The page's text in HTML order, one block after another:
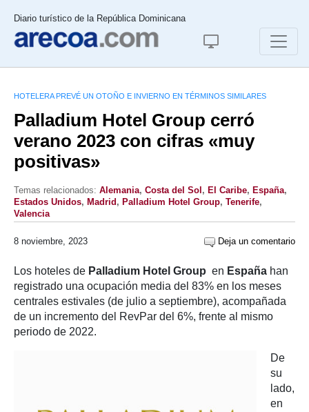
Diario turístico de la República Dominicana
HOTELERA PREVÉ UN OTOÑO E INVIERNO EN TÉRMINOS SIMILARES
Palladium Hotel Group cerró
verano 2023 con cifras «muy
positivas»
Temas relacionados: Alemania, Costa del Sol , El Caribe, España,
Estados Unidos, Madrid , Palladium Hotel Group, Tenerife,
Valencia
8 noviembre, 2023 Deja un comentario
Los hoteles de Palladium Hotel Group en España han
registrado una ocupación media del 83% en los meses
centrales estivales (de julio a septiembre), acompañada
de un incremento del RevPar del 6%, frente al mismo
periodo de 2022.
De
su
lado,
en